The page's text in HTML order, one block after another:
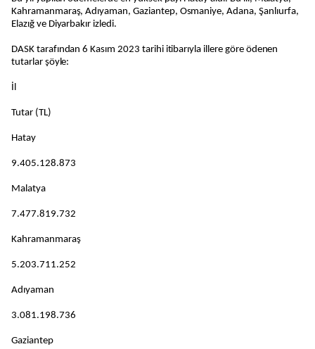
Kahramanmaraş, Adıyaman, Gaziantep, Osmaniye, Adana, Şanlıurfa,
Elazığ ve Diyarbakır izledi.
DASK tarafından 6 Kasım 2023 tarihi itibarıyla illere göre ödenen
tutarlar şöyle:
İl
Tutar (TL)
Hatay
9.405.128.873
Malatya
7.477.819.732
Kahramanmaraş
5.203.711.252
Adıyaman
3.081.198.736
Gaziantep